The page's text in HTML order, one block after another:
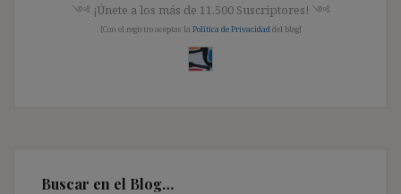
༺ ¡Únete a los más de 11.500 Suscriptores! ༺
[Con el registro aceptas la Política de Privacidad del blog]
Buscar en el Blog…